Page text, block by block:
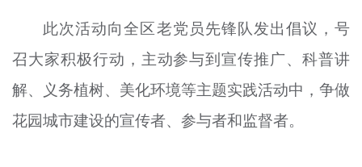
此次活动向全区老党员先锋队发出倡议，号
召大家积极行动，主动参与到宣传推广、科普讲
解、义务植树、美化环境等主题实践活动中，争做
花园城市建设的宣传者、参与者和监督者。